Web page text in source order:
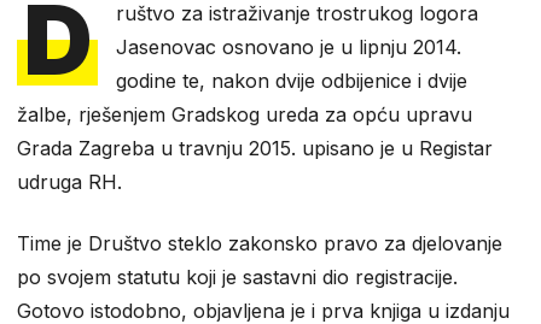
D
ruštvo za istraživanje trostrukog logora
Jasenovac osnovano je u lipnju 2014.
godine te, nakon dvije odbijenice i dvije
žalbe, rješenjem Gradskog ureda za opću upravu
Grada Zagreba u travnju 2015. upisano je u Registar
udruga RH.
Time je Društvo steklo zakonsko pravo za djelovanje
po svojem statutu koji je sastavni dio registracije.
Gotovo istodobno, objavljena je i prva knjiga u izdanju